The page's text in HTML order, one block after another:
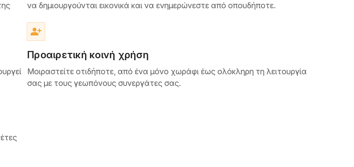
να δημιουργούνται εικονικά και να ενημερώνεστε από οπουδήποτε.
person_add_alt
Προαιρετική κοινή χρήση
Μοιραστείτε οτιδήποτε, από ένα μόνο χωράφι έως ολόκληρη τη λειτουργία
σας με τους γεωπόνους συνεργάτες σας.